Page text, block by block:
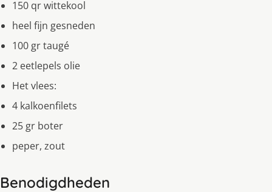
150 qr wittekool
heel fijn gesneden
100 gr taugé
2 eetlepels olie
Het vlees:
4 kalkoenfilets
25 gr boter
peper, zout
Benodigdheden